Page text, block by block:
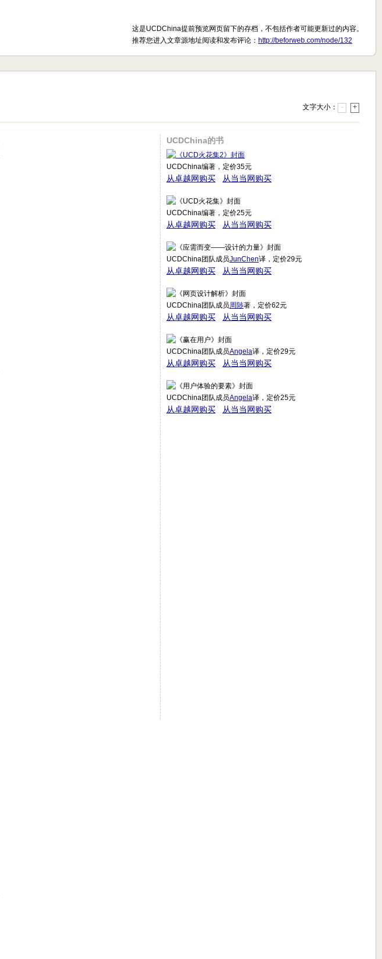
这是UCDChina提前预览网页留下的存档，不包括作者可能更新过的内容。
推荐您进入文章源地址阅读和发布评论： http://beforweb.com/node/132
文字大小： - +
UCDChina的书
UCDChina编著，定价35元
从卓越网购买 从当当网购买
UCDChina编著，定价25元
从卓越网购买 从当当网购买
UCDChina团队成员JunChen译，定价29元
从卓越网购买 从当当网购买
UCDChina团队成员周陟著，定价62元
从卓越网购买 从当当网购买
UCDChina团队成员Angela译，定价29元
从卓越网购买 从当当网购买
UCDChina团队成员Angela译，定价25元
从卓越网购买 从当当网购买